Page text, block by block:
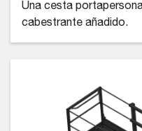
Una cesta
cabestrante añadido.